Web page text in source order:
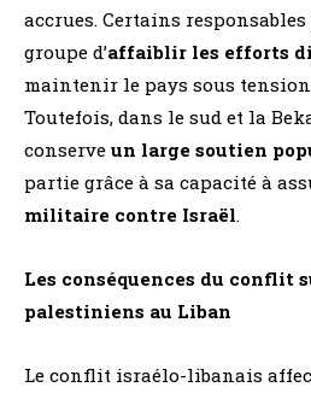
accrues. Certains
groupe d’affaiblir les efforts
maintenir le pays sous
Toutefois, dans le sud et la
conserve un large soutien
partie grâce à sa capacité à
militaire contre Israël​.
Les conséquences du conflit
palestiniens au Liban
Le conflit israélo-libanais